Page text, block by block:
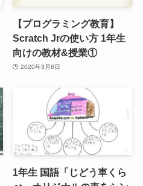
【プログラミング教育】
Scratch Jrの使い方 1年生
向けの教材&授業①
2020年3月8日
1年生 国語「じどう車くら